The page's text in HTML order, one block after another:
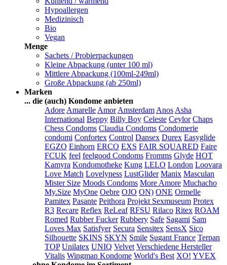
Hypoallergen
Medizinisch
Bio
Vegan
Menge
Sachets / Probierpackungen
Kleine Abpackung (unter 100 ml)
Mittlere Abpackung (100ml-249ml)
Große Abpackung (ab 250ml)
Marken
... die (auch) Kondome anbieten
Adore Amarelle Amor Amsterdam Anos Asha
International Beppy Billy Boy Celeste Ceylor Chaps
Chess Condoms Claudia Condoms Condomerie
condomi Confortex Control Dansex Durex Easyglide
EGZO Einhorn ERCO EXS FAIR SQUARED Faire
FCUK feel feelgood Condoms Fromms Glyde HOT
Kamyra Kondomotheke Kung LELO London Loovara
Love Match Lovelyness LustGlider Manix Masculan
Mister Size Moods Condoms More Amore Muchacho
My.Size MyOne Oebre OJO ON) ONE Ormelle
Pamitex Pasante Peithora Projekt Sexmuseum Protex
R3 Recare Reflex ReLeaf RFSU Rilaco Ritex ROAM
Romed Rubber Fucker Rubbery Safe Sagami Sam
Loves Max Satisfyer Secura Sensitex SensX Sico
Silhouette SKINS SKYN Smile Sugant France Terpan
TOP Unilatex UNIQ Velvet Verschiedene Hersteller
Vitalis Wingman Kondome World's Best XO! YVEX